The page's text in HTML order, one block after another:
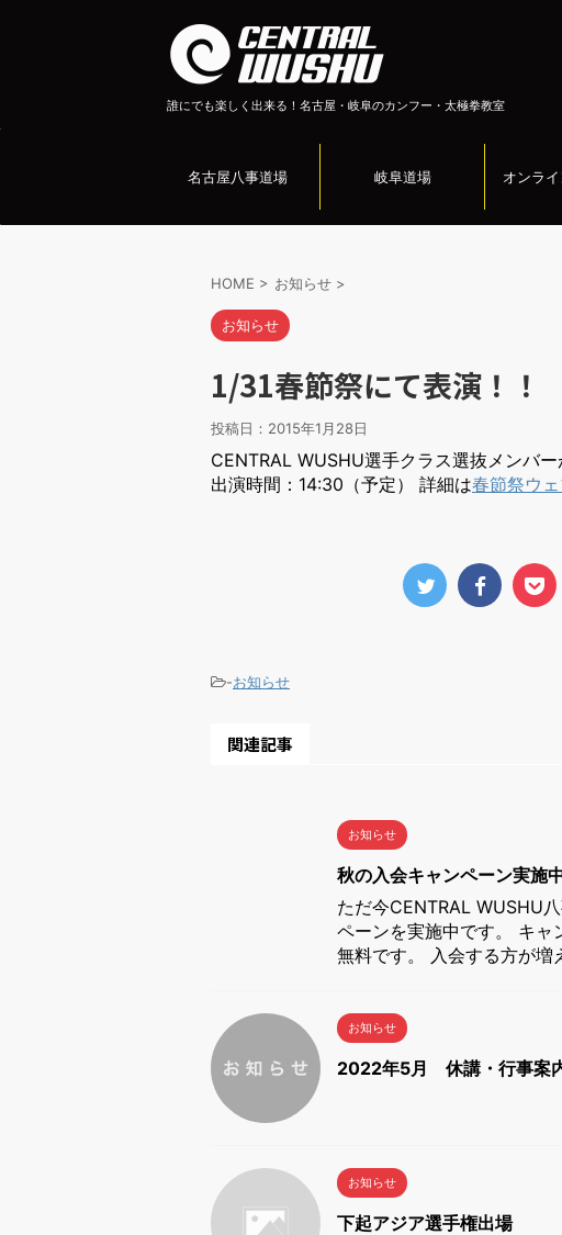
誰にでも楽しく出来る！名古屋・岐阜のカンフー・太極拳教室
名古屋八事道場 岐阜道場 オンラ
HOME > お知らせ >
お知らせ
1/31春節祭にて表演！！
投稿日： 2015年1月28日
CENTRAL WUSHU選手クラス選抜メンバ
出演時間：14:30（予定） 詳細は春節祭ウ
-お知らせ
関連記事
お知らせ
秋の入会キャンペーン実施
ただ今CENTRAL WUSHU
ペーンを実施中です。 キ
無料です。 入会する方が増
お知らせ
2022年5月 休講・行事案
お知らせ
下起アジア選手権出場